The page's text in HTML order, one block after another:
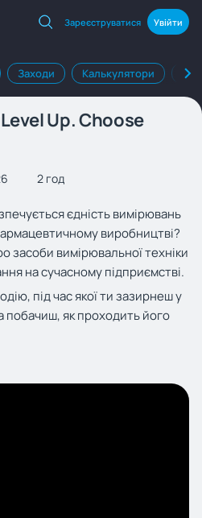
Зареєструватися Увійти
Заходи Калькулятори
Up. Choose
2 год
єдність вимірювань
виробництві?
засоби вимірювальної техніки
на сучасному підприємстві.
під час якої ти зазирнеш у
побачиш, як проходить його